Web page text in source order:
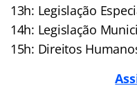
13h: Legislação
14h: Legislação
15h: Direitos